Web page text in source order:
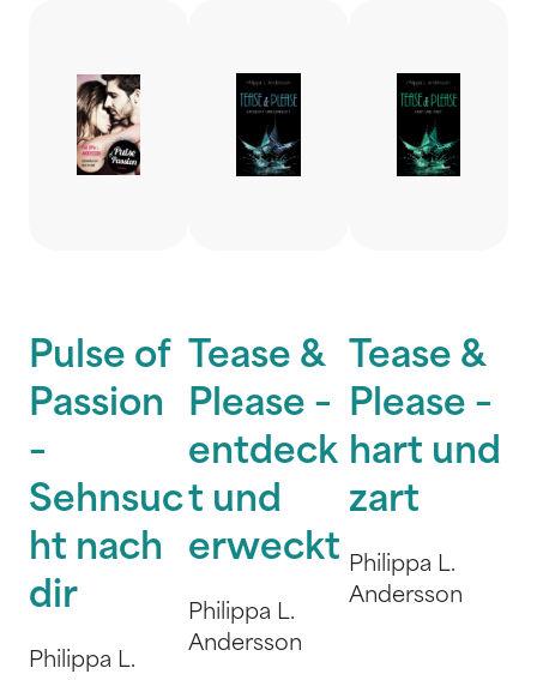
Pulse of
Passion
–
Sehnsuc
ht nach
dir
Philippa L.
Tease &
Please –
entdeck
t und
erweckt
Philippa L.
Andersson
Tease &
Please –
hart und
zart
Philippa L.
Andersson